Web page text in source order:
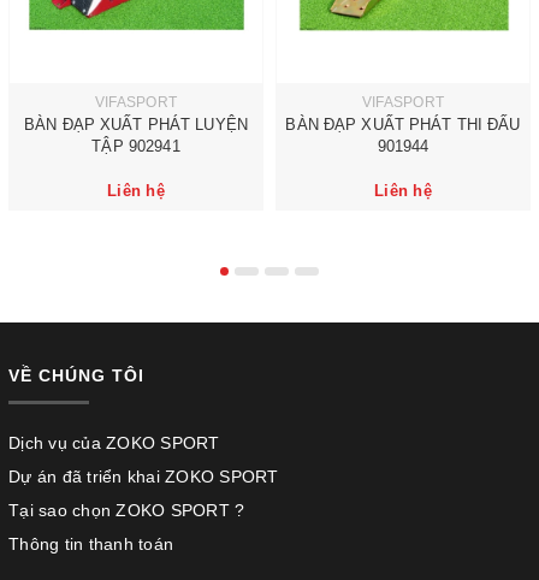
VIFASPORT
BÀN ĐẠP XUẤT PHÁT LUYỆN
TẬP 902941
Liên hệ
VIFASPORT
BÀN ĐẠP XUẤT PHÁT THI ĐẤU
901944
Liên hệ
VỀ CHÚNG TÔI
Dịch vụ của ZOKO SPORT
Dự án đã triển khai ZOKO SPORT
Tại sao chọn ZOKO SPORT ?
Thông tin thanh toán